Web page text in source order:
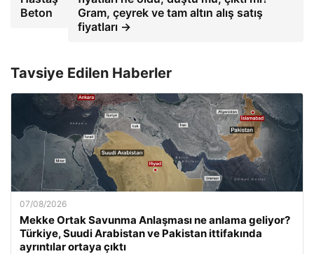
Beton
Gram, çeyrek ve tam altın alış satış
fiyatları →
Tavsiye Edilen Haberler
07/08/2026
Mekke Ortak Savunma Anlaşması ne anlama geliyor?
Türkiye, Suudi Arabistan ve Pakistan ittifakında
ayrıntılar ortaya çıktı